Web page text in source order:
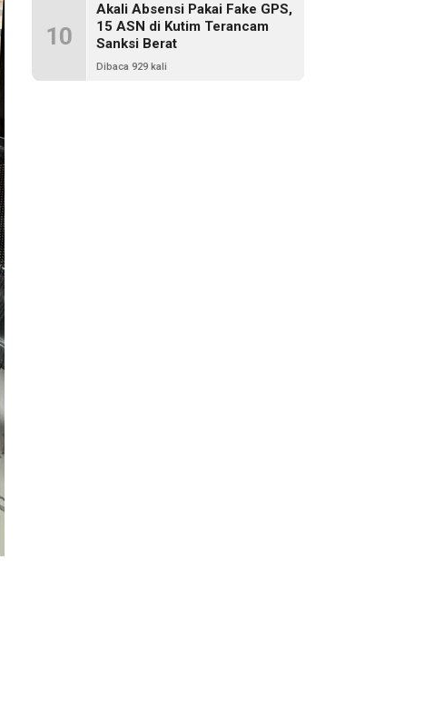
10
Akali Absensi Pakai Fake GPS,
15 ASN di Kutim Terancam
Sanksi Berat
Dibaca 929 kali